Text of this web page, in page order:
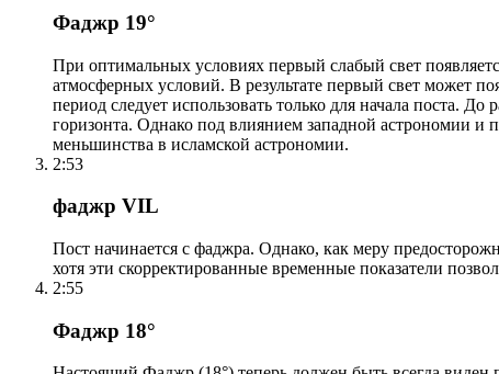
Фаджр 19°
При оптимальных условиях первый слабый свет
атмосферных условий. В результате первый свет может
период следует использовать только для начала поста.
горизонта. Однако под влиянием западной астрономии и
меньшинства в исламской астрономии.
2:53
фаджр VIL
Пост начинается с фаджра. Однако, как меру
хотя эти скорректированные временные показатели
2:55
Фаджр 18°